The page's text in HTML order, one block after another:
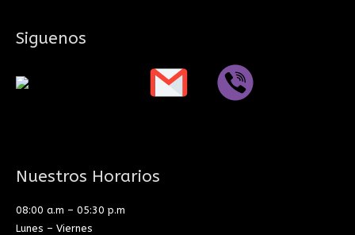
Siguenos
Nuestros Horarios
08:00 a.m – 05:30 p.m
Lunes – Viernes